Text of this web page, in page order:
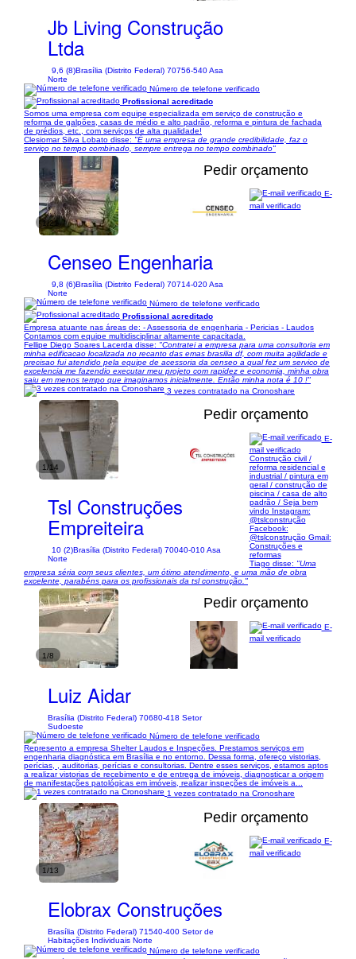
Jb Living Construção
Ltda
9,6 (8)Brasília (Distrito Federal) 70756-540 Asa
Norte
Número de telefone verificado
Profissional acreditado
Somos uma empresa com equipe especializada em serviço de construção e
reforma de galpões, casas de médio e alto padrão, reforma e pintura de fachada
de prédios, etc., com serviços de alta qualidade!
Clesiomar Silva Lobato disse: "É uma empresa de grande credibilidade, faz o
serviço no tempo combinado, sempre entrega no tempo combinado"
1/21
Pedir orçamento
Censeo Engenharia
9,8 (6)Brasília (Distrito Federal) 70714-020 Asa
Norte
E-
mail verificado
Número de telefone verificado
Profissional acreditado
Empresa atuante nas áreas de: - Assessoria de engenharia - Pericias - Laudos
Contamos com equipe multidisciplinar altamente capacitada.
Fellipe Diego Soares Lacerda disse: "Contratei a empresa para uma consultoria em
minha edificacao localizada no recanto das emas brasilia df, com muita agilidade e
precisao fui atendido pela equipe de acessoria da censeo a qual fez um servico de
excelencia me fazendio executar meu projeto com rapidez e economia, minha obra
saiu em menos tempo que imaginamos inicialmente. Então minha nota é 10 !"
3 vezes contratado na Cronoshare
1/14
Pedir orçamento
Tsl Construções
Empreiteira
10 (2)Brasília (Distrito Federal) 70040-010 Asa
Norte
E-
mail verificado
Construção civil /
reforma residencial e
industrial / pintura em
geral / construção de
piscina / casa de alto
padrão / Seja bem
vindo Instagram:
@tslconstrução
Facebook:
@tslconstrução Gmail:
Construções e
reformas
Tiago disse: "Uma
empresa séria com seus clientes, um ótimo atendimento, e uma mão de obra
excelente, parabéns para os profissionais da tsl construção."
1/8
Pedir orçamento
Luiz Aidar
Brasília (Distrito Federal) 70680-418 Setor
Sudoeste
E-
mail verificado
Número de telefone verificado
Represento a empresa Shelter Laudos e Inspeções. Prestamos serviços em
engenharia diagnóstica em Brasília e no entorno. Dessa forma, ofereço vistorias,
perícias, , auditorias, perícias e consultorias. Dentre esses serviços, estamos aptos
a realizar vistorias de recebimento e de entrega de imóveis, diagnosticar a origem
de manifestações patológicas em imóveis, realizar inspeções de imóveis a...
1 vezes contratado na Cronoshare
1/13
Pedir orçamento
Elobrax Construções
Brasília (Distrito Federal) 71540-400 Setor de
Habitações Individuais Norte
E-
mail verificado
Número de telefone verificado